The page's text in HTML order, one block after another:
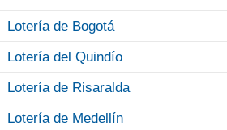
Lotería de Bogotá
Lotería del Quindío
Lotería de Risaralda
Lotería de Medellín